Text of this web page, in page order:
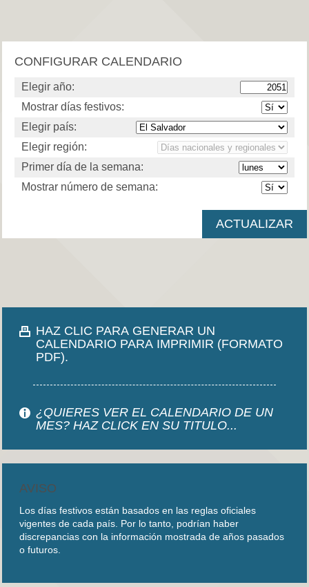
CONFIGURAR CALENDARIO
Elegir año:
Mostrar días festivos:
Elegir país:
Elegir región:
Primer día de la semana:
Mostrar número de semana:
HAZ CLIC PARA GENERAR UN
CALENDARIO PARA IMPRIMIR (FORMATO
PDF).
¿QUIERES VER EL CALENDARIO DE UN
MES? HAZ CLICK EN SU TITULO...
AVISO
Los días festivos están basados en las reglas oficiales
vigentes de cada país. Por lo tanto, podrían haber
discrepancias con la información mostrada de años pasados
o futuros.